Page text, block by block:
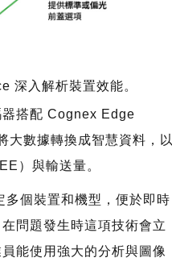
深入解析裝置效能。
器搭配 Cognex Edge
大數據轉換成智慧資料，以
）與輸送量。
多個裝置和機型，便於即時
問題發生時這項技術會立
能使用強大的分析與圖像